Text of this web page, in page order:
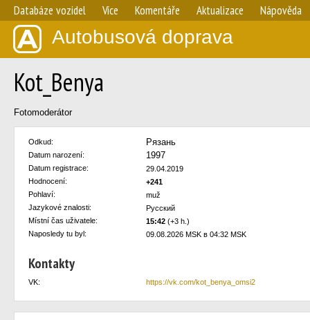
Databáze vozidel Více Komentáře Aktualizace Nápověda
Autobusová doprava
Kot_Benya
Fotomoderátor
Odkud: Рязань
Datum narození: 1997
Datum registrace:
29.04.2019
Hodnocení:
+241
Pohlaví:
muž
Jazykové znalosti:
Русский
Místní čas uživatele:
15:42 (+3 h.)
Naposledy tu byl:
09.08.2026 MSK в 04:32 MSK
Kontakty
VK: https://vk.com/kot_benya_omsi2